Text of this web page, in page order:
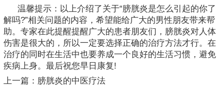
温馨提示：以上介绍了关于“膀胱炎是怎么引起的你了
解吗?”相关问题的内容，希望能给广大的男性朋友带来帮
助。专家在此提醒提醒广大的患者朋友们，膀胱炎对人体
伤害是很大的，所以一定要选择正确的治疗方法才行。在
治疗的同时在生活中也要养成一个良好的生活习惯，避免
疾病上身。最后祝您早日康复!
上一篇： 膀胱炎的中医疗法